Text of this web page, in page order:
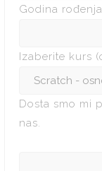
Godina
Izaberite kurs
Dosta smo mi
nas.